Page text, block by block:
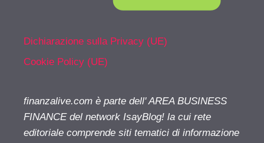
Dichiarazione sulla Privacy (UE)
Cookie Policy (UE)
finanzalive.com è parte dell' AREA BUSINESS
FINANCE del network IsayBlog! la cui rete
editoriale comprende siti tematici di informazione